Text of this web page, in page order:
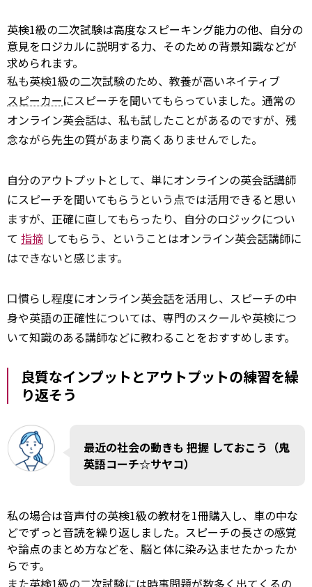
英検1級の二次試験は高度なスピーキング能力の他、自分の
意見をロジカルに説明する力、そのための背景知識などが
求められます。
私も英検1級の二次試験のため、教養が高いネイティブ
スピーカーにスピーチを聞いてもらっていました。通常の
オンライン英会話は、私も試したことがあるのですが、残
念ながら先生の質があまり高くありませんでした。
自分のアウトプットとして、単にオンラインの英会話講師
にスピーチを聞いてもらうという点では活用できると思い
ますが、正確に直してもらったり、自分のロジックについ
て 指摘 してもらう、ということはオンライン英会話講師に
はできないと感じます。
口慣らし程度にオンライン英会話を活用し、スピーチの中
身や英語の正確性については、専門のスクールや英検につ
いて知識のある講師などに教わることをおすすめします。
良質なインプットとアウトプットの練習を繰
り返そう
最近の社会の動きも 把握 しておこう（鬼
英語コーチ☆サヤコ）
私の場合は音声付の英検1級の教材を1冊購入し、車の中な
どでずっと音読を繰り返しました。スピーチの長さの感覚
や論点のまとめ方などを、脳と体に染み込ませたかったか
らです。
また英検1級の二次試験には時事問題が数多く出てくるの